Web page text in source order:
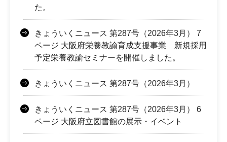
た。
きょういくニュース 第287号（2026年3月） 7
ページ 大阪府栄養教諭育成支援事業 新規採用
予定栄養教諭セミナーを開催しました。
きょういくニュース 第287号（2026年3月）
きょういくニュース 第287号（2026年3月） 6
ページ 大阪府立図書館の展示・イベント